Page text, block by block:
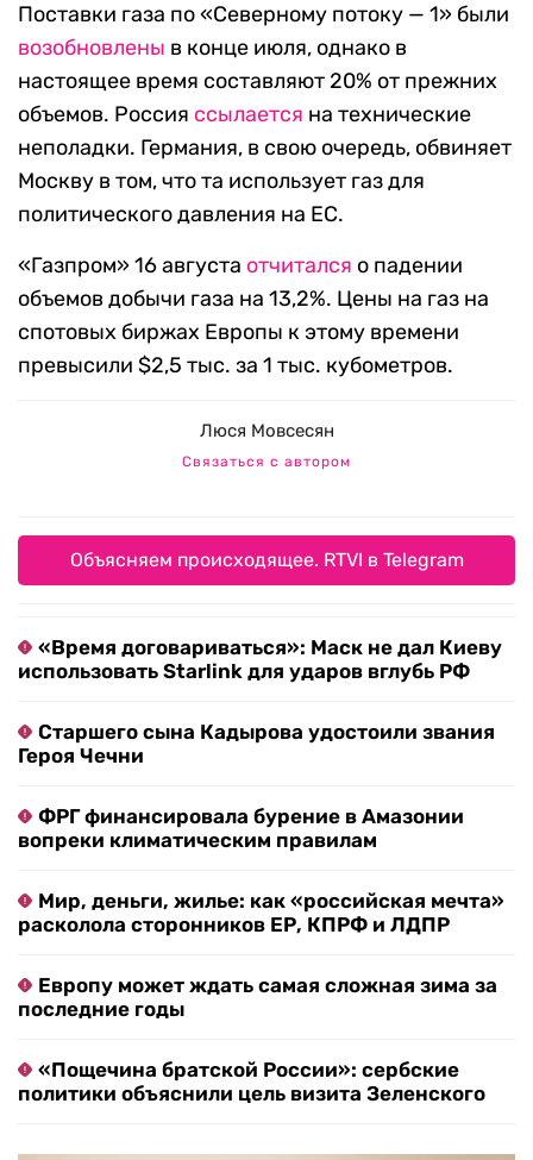
Поставки газа по «Северному потоку — 1» были
возобновлены в конце июля, однако в
настоящее время составляют 20% от прежних
объемов. Россия ссылается на технические
неполадки. Германия, в свою очередь, обвиняет
Москву в том, что та использует газ для
политического давления на ЕС.
«Газпром» 16 августа отчитался о падении
объемов добычи газа на 13,2%. Цены на газ на
спотовых биржах Европы к этому времени
превысили $2,5 тыс. за 1 тыс. кубометров.
Люся Мовсесян
Связаться с автором
Объясняем происходящее. RTVI в Telegram
«Время договариваться»: Маск не дал Киеву
использовать Starlink для ударов вглубь РФ
Старшего сына Кадырова удостоили звания
Героя Чечни
ФРГ финансировала бурение в Амазонии
вопреки климатическим правилам
Мир, деньги, жилье: как «российская мечта»
расколола сторонников ЕР, КПРФ и ЛДПР
Европу может ждать самая сложная зима за
последние годы
«Пощечина братской России»: сербские
политики объяснили цель визита Зеленского